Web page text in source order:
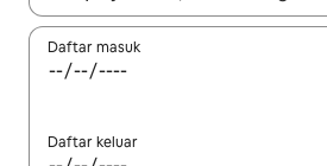
Daftar masuk
Daftar keluar